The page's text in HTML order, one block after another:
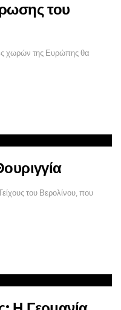
του
χωρών της Ευρώπης θα
του Βερολίνου, που